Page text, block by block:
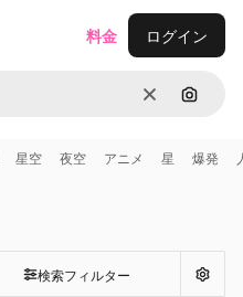
消去 画像で
料金 ログイン
星空 夜空 アニメ 星 爆発
検索フィルター